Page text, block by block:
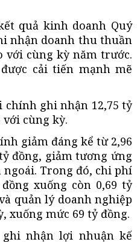
quả kinh doanh Quý
nhận doanh thu thuần
với cùng kỳ năm trước.
cải tiến mạnh mẽ
chính ghi nhận 12,75 tỷ
với cùng kỳ.
giảm đáng kể từ 2,96
đồng, giảm tương ứng
ngoái. Trong đó, chi phí
xuống còn 0,69 tỷ
quản lý doanh nghiệp
xuống mức 69 tỷ đồng.
ghi nhận lợi nhuận kế